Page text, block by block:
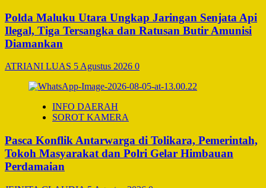
Polda Maluku Utara Ungkap Jaringan Senjata Api
Ilegal, Tiga Tersangka dan Ratusan Butir Amunisi
Diamankan
ATRIANI LUAS 5 Agustus 2026 0
INFO DAERAH
SOROT KAMERA
Pasca Konflik Antarwarga di Tolikara, Pemerintah,
Tokoh Masyarakat dan Polri Gelar Himbauan
Perdamaian